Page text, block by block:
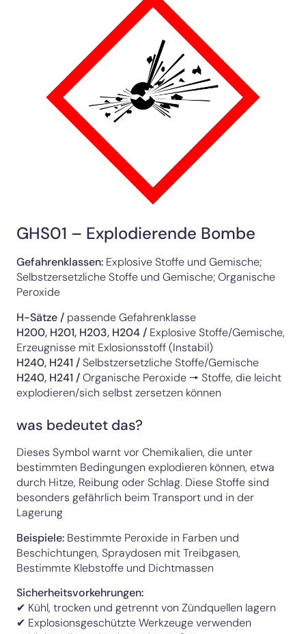
GHS01 – Explodierende Bombe
Gefahrenklassen: Explosive Stoffe und Gemische;
Selbstzersetzliche Stoffe und Gemische; Organische
Peroxide
H-Sätze / passende Gefahrenklasse
H200, H201, H203, H204 / Explosive Stoffe/Gemische,
Erzeugnisse mit Exlosionsstoff (Instabil)
H240, H241 /Selbstzersetzliche Stoffe/Gemische
H240, H241 /Organische Peroxide 🠖 Stoffe, die leicht
explodieren/sich selbst zersetzen können
was bedeutet das?
Dieses Symbol warnt vor Chemikalien, die unter
bestimmten Bedingungen explodieren können, etwa
durch Hitze, Reibung oder Schlag. Diese Stoffe sind
besonders gefährlich beim Transport und in der
Lagerung
Beispiele: Bestimmte Peroxide in Farben und
Beschichtungen, Spraydosen mit Treibgasen,
Bestimmte Klebstoffe und Dichtmassen
Sicherheitsvorkehrungen:
✔ Kühl, trocken und getrennt von Zündquellen lagern
✔ Explosionsgeschützte Werkzeuge verwenden